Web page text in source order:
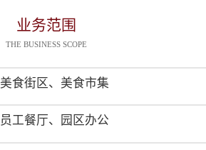
业务范围
THE BUSINESS SCOPE
美食街区、美食市集
员工餐厅、园区办公